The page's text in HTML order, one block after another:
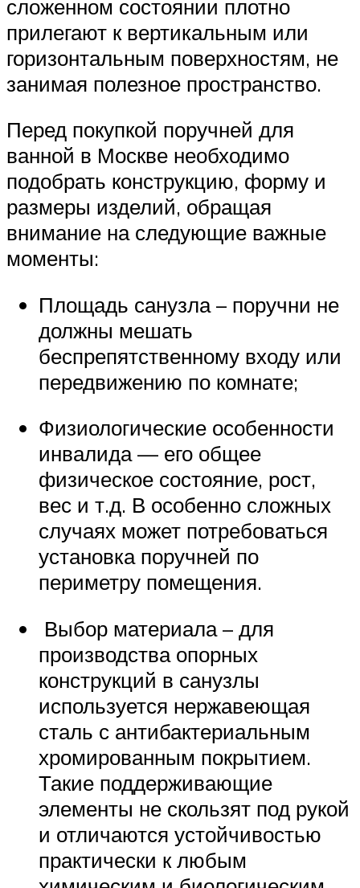
сложенном состоянии плотно
прилегают к вертикальным или
горизонтальным поверхностям, не
занимая полезное пространство.
Перед покупкой поручней для
ванной в Москве необходимо
подобрать конструкцию, форму и
размеры изделий, обращая
внимание на следующие важные
моменты:
Площадь санузла – поручни не
должны мешать
беспрепятственному входу или
передвижению по комнате;
Физиологические особенности
инвалида — его общее
физическое состояние, рост,
вес и т.д. В особенно сложных
случаях может потребоваться
установка поручней по
периметру помещения.
Выбор материала – для
производства опорных
конструкций в санузлы
используется нержавеющая
сталь с антибактериальным
хромированным покрытием.
Такие поддерживающие
элементы не скользят под рукой
и отличаются устойчивостью
практически к любым